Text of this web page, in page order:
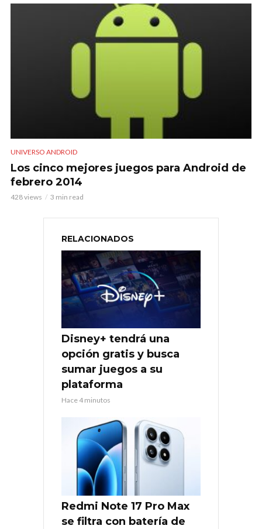
UNIVERSO ANDROID
Los cinco mejores juegos para Android de
febrero 2014
428 views 3 min read
RELACIONADOS
Disney+ tendrá una
opción gratis y busca
sumar juegos a su
plataforma
Hace 4 minutos
Redmi Note 17 Pro Max
se filtra con batería de